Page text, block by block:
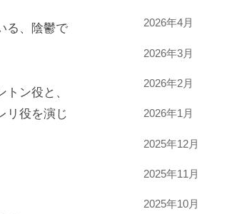
る、陰鬱で
ン役と、
リ役を演じ
2026年4月
2026年3月
2026年2月
2026年1月
2025年12月
2025年11月
2025年10月